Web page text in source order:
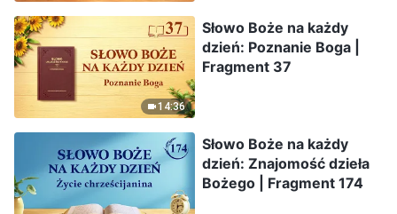
14:36
Słowo Boże na każdy
dzień: Poznanie Boga |
Fragment 37
Słowo Boże na każdy
dzień: Znajomość dzieła
Bożego | Fragment 174